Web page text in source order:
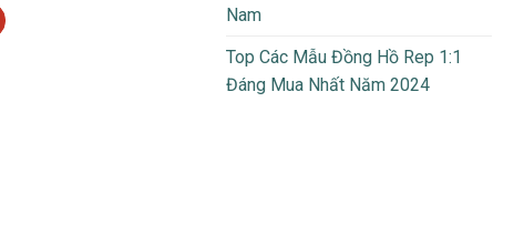
Nam
Top Các Mẫu Đồng Hồ Rep 1:1
Đáng Mua Nhất Năm 2024